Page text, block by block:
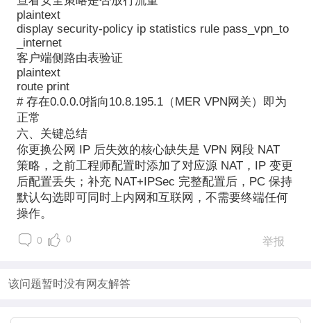
plaintext
display security-policy ip statistics rule pass_vpn_to
_internet
客户端侧路由表验证
plaintext
route print
# 存在0.0.0.0指向10.8.195.1（MER VPN网关）即为
正常
六、关键总结
你更换公网 IP 后失效的核心缺失是 VPN 网段 NAT
策略，之前工程师配置时添加了对应源 NAT，IP 变更
后配置丢失；补充 NAT+IPSec 完整配置后，PC 保持
默认勾选即可同时上内网和互联网，不需要终端任何
操作。
0 0 举报
该问题暂时没有网友解答